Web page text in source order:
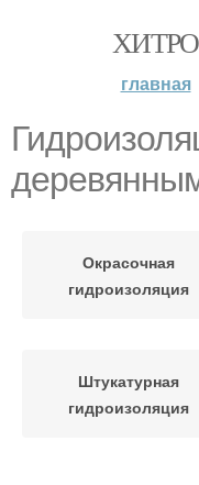
главная
Окрасочная
гидроизоляция
Штукатурная
гидроизоляция